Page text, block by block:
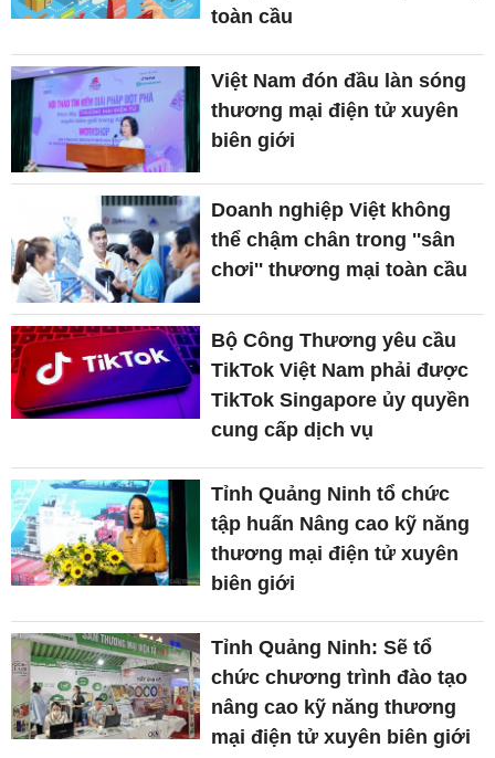
toàn cầu
Việt Nam đón đầu làn sóng
thương mại điện tử xuyên
biên giới
Doanh nghiệp Việt không
thể chậm chân trong ''sân
chơi'' thương mại toàn cầu
Bộ Công Thương yêu cầu
TikTok Việt Nam phải được
TikTok Singapore ủy quyền
cung cấp dịch vụ
Tỉnh Quảng Ninh tổ chức
tập huấn Nâng cao kỹ năng
thương mại điện tử xuyên
biên giới
Tỉnh Quảng Ninh: Sẽ tổ
chức chương trình đào tạo
nâng cao kỹ năng thương
mại điện tử xuyên biên giới